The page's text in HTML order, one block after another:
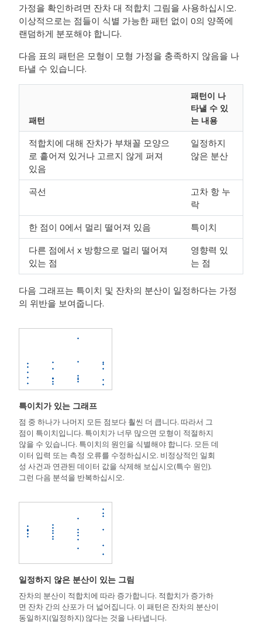
가정을 확인하려면 잔차 대 적합치 그림을 사용하십시오.
이상적으로는 점들이 식별 가능한 패턴 없이 0의 양쪽에
랜덤하게 분포해야 합니다.
다음 표의 패턴은 모형이 모형 가정을 충족하지 않음을 나
타낼 수 있습니다.
패턴
패턴이 나
타낼 수 있
는 내용
적합치에 대해 잔차가 부채꼴 모양으
로 흩어져 있거나 고르지 않게 퍼져
있음
일정하지
않은 분산
곡선
고차 항 누
락
한 점이 0에서 멀리 떨어져 있음
특이치
다른 점에서 x 방향으로 멀리 떨어져
있는 점
영향력 있
는 점
다음 그래프는 특이치 및 잔차의 분산이 일정하다는 가정
의 위반을 보여줍니다.
특이치가 있는 그래프
점 중 하나가 나머지 모든 점보다 훨씬 더 큽니다. 따라서 그
점이 특이치입니다. 특이치가 너무 많으면 모형이 적절하지
않을 수 있습니다. 특이치의 원인을 식별해야 합니다. 모든 데
이터 입력 또는 측정 오류를 수정하십시오. 비정상적인 일회
성 사건과 연관된 데이터 값을 삭제해 보십시오(특수 원인).
그런 다음 분석을 반복하십시오.
일정하지 않은 분산이 있는 그림
잔차의 분산이 적합치에 따라 증가합니다. 적합치가 증가하
면 잔차 간의 산포가 더 넓어집니다. 이 패턴은 잔차의 분산이
동일하지(일정하지) 않다는 것을 나타냅니다.